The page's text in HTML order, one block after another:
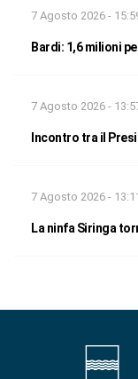
7 Agosto 2026 -
Bardi: 1,6 milioni
7 Agosto 2026 -
Incontro tra il
7 Agosto 2026 -
La ninfa Siringa